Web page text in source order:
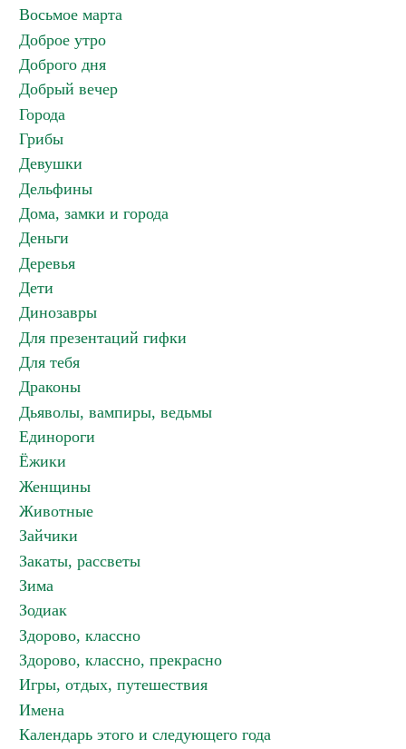
Восьмое марта
Доброе утро
Доброго дня
Добрый вечер
Города
Грибы
Девушки
Дельфины
Дома, замки и города
Деньги
Деревья
Дети
Динозавры
Для презентаций гифки
Для тебя
Драконы
Дьяволы, вампиры, ведьмы
Единороги
Ёжики
Женщины
Животные
Зайчики
Закаты, рассветы
Зима
Зодиак
Здорово, классно
Здорово, классно, прекрасно
Игры, отдых, путешествия
Имена
Календарь этого и следующего года